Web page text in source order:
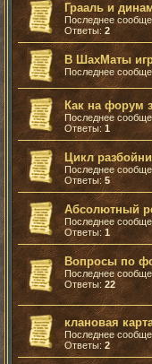
Грааль и
Последнее
Ответы: 2
В ШахМаты
Последнее
Как на форум
Последнее
Ответы: 1
Цикл
Последнее
Ответы: 5
Абсолютный
Последнее
Ответы: 1
Вопросы по
Последнее
Ответы: 22
клановая
Последнее
Ответы: 2